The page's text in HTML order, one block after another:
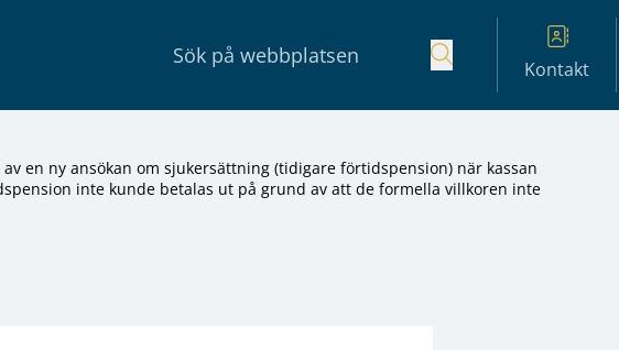
Kontakt
en ny ansökan om sjukersättning (tidigare förtidspension) när kassan
inte kunde betalas ut på grund av att de formella villkoren inte